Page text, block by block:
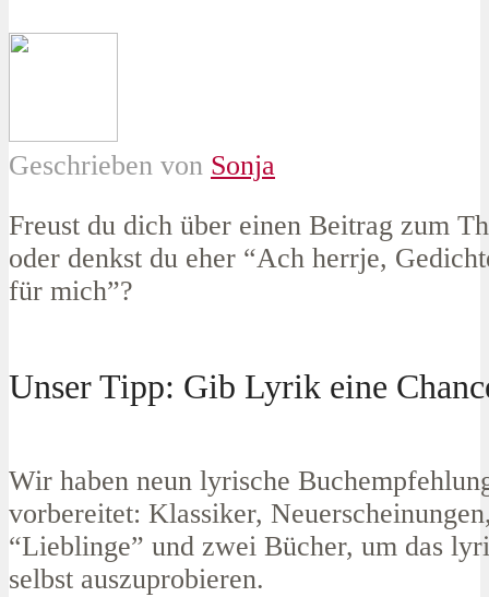
Geschrieben von Sonja
Freust du dich über einen Beitrag zum
oder denkst du eher “Ach herrje,
für mich”?
Unser Tipp: Gib Lyrik eine
Wir haben neun lyrische
vorbereitet: Klassiker,
“Lieblinge” und zwei Bücher, um das
selbst auszuprobieren.